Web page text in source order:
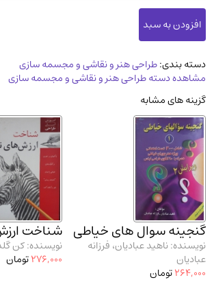
کتاب های قدیمی دینی و مذهبی
طراحی هنر و نقاشی و مجسمه سازی
زندگینامه شهدا
کتاب چاپ سنگی و کتاب خطی قدیمی
جغرافیا(9)
استخدامی و کاریابی دولتی و خصوصی.سوالـات
و آزمونها(2)
آموزشی و کنکوری
مدرسان شریف و انتشارت ارشد کتاب‌های..(2)
دانشگاه پیامـ نور
دسته بندی:طراحی هنر و نقاشی و مجسمه سازی
مشاهده دسته طراحی هنر و نقاشی و مجسمه سازی
گزینه های مشابه
گنجینه سوال‌ های خیاطی
نویسنده: ناهید عبادیان، فرزانه
عبادیان
264,000تومان
شناخت
نویسنده: کن
276,000تومان